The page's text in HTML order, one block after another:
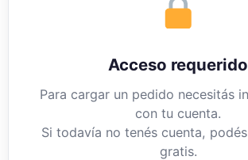
Acceso requerido
Para cargar un pedido necesitás
con tu cuenta.
Si todavía no tenés cuenta,
gratis.